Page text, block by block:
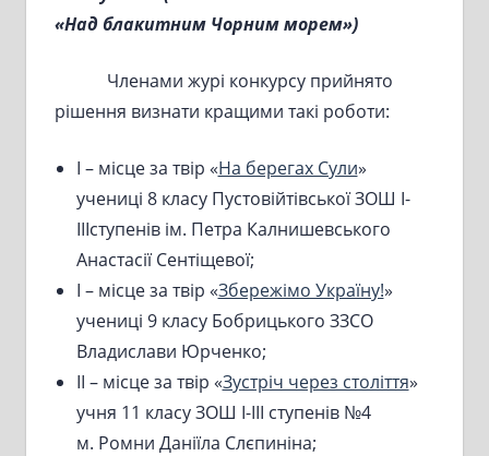
«Над блакитним Чорним морем»)
Членами журі конкурсу прийнято
рішення визнати кращими такі роботи:
I – місце за твір «На берегах Сули»
учениці 8 класу Пустовійтівської ЗОШ I-
IIIступенів ім. Петра Калнишевського
Анастасії Сентіщевої;
I – місце за твір «Збережімо Україну!»
учениці 9 класу Бобрицького ЗЗСО
Владислави Юрченко;
II – місце за твір «Зустріч через століття»
учня 11 класу ЗОШ I-III ступенів №4
м. Ромни Даніїла Слєпиніна;